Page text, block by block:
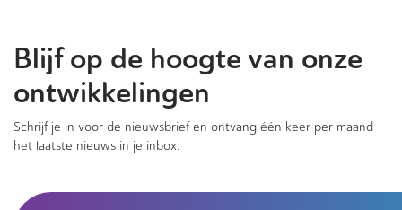
Blijf op de hoogte van onze
ontwikkelingen
Schrijf je in voor de nieuwsbrief en ontvang één keer per maand
het laatste nieuws in je inbox.